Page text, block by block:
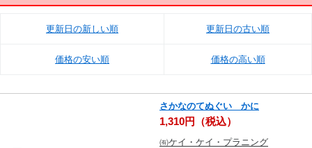
更新日の新しい順 更新日の古い順
価格の安い順 価格の高い順
さかなのてぬぐい かに
1,310円（税込）
㈲ケイ・ケイ・プラニング